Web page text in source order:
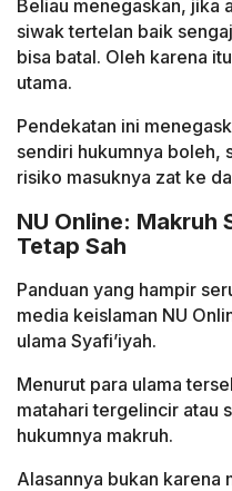
Beliau menegaskan, jika
siwak tertelan baik
bisa batal. Oleh karena
utama.
Pendekatan ini
sendiri hukumnya boleh,
risiko masuknya zat ke
NU Online: Makruh
Tetap Sah
Panduan yang hampir
media keislaman NU
ulama Syafi’iyah.
Menurut para ulama
matahari tergelincir atau
hukumnya makruh.
Alasannya bukan karena